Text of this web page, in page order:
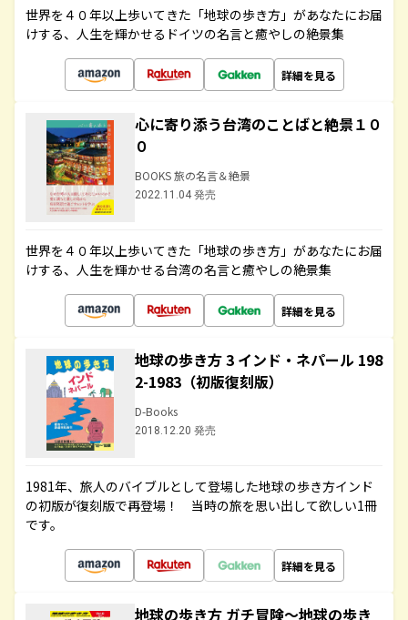
世界を４０年以上歩いてきた「地球の歩き方」があなたにお届
けする、人生を輝かせるドイツの名言と癒やしの絶景集
詳細を見る
心に寄り添う台湾のことばと絶景１０
０
BOOKS 旅の名言＆絶景
2022.11.04 発売
世界を４０年以上歩いてきた「地球の歩き方」があなたにお届
けする、人生を輝かせる台湾の名言と癒やしの絶景集
詳細を見る
地球の歩き方 3 インド・ネパール 198
2-1983（初版復刻版）
D-Books
2018.12.20 発売
1981年、旅人のバイブルとして登場した地球の歩き方インド
の初版が復刻版で再登場！ 当時の旅を思い出して欲しい1冊
です。
詳細を見る
地球の歩き方 ガチ冒険～地球の歩き